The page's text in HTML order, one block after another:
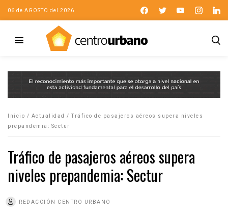
06 de AGOSTO del 2026
Inicio / Actualidad /Tráfico de pasajeros aéreos supera niveles
prepandemia: Sectur
Tráfico de pasajeros aéreos supera
niveles prepandemia: Sectur
REDACCIÓN CENTRO URBANO